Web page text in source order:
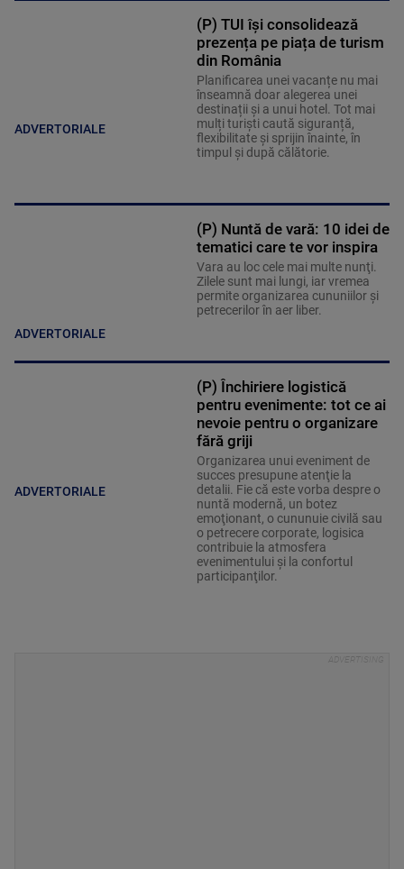
ADVERTORIALE
(P) TUI își consolidează
prezența pe piața de turism
din România
Planificarea unei vacanțe nu mai
înseamnă doar alegerea unei
destinații și a unui hotel. Tot mai
mulți turiști caută siguranță,
flexibilitate și sprijin înainte, în
timpul și după călătorie.
ADVERTORIALE
(P) Nuntă de vară: 10 idei de
tematici care te vor inspira
Vara au loc cele mai multe nunţi.
Zilele sunt mai lungi, iar vremea
permite organizarea cununiilor şi
petrecerilor în aer liber.
ADVERTORIALE
(P) Închiriere logistică
pentru evenimente: tot ce ai
nevoie pentru o organizare
fără griji
Organizarea unui eveniment de
succes presupune atenţie la
detalii. Fie că este vorba despre o
nuntă modernă, un botez
emoţionant, o cununuie civilă sau
o petrecere corporate, logisica
contribuie la atmosfera
evenimentului şi la confortul
participanţilor.